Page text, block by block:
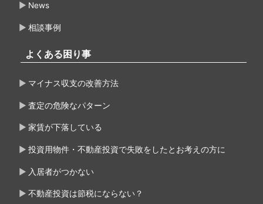
News
相談事例
よくある困り事
マイナス収支の改善方法
査定の危険なパターン
家賃が下落している
投資用物件・不動産投資で失敗をしたとお考えの方に
入居者がつかない
不動産投資は節税にならない？